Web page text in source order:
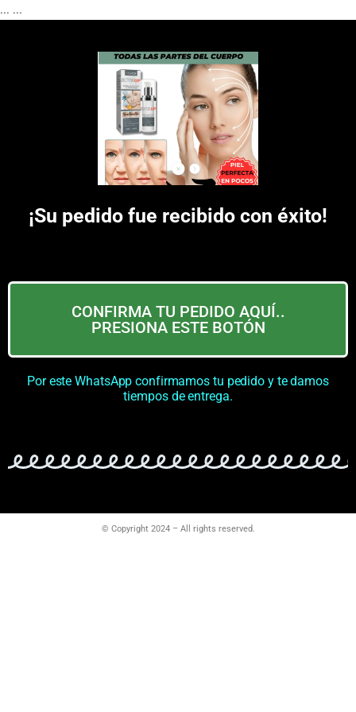
... ...
¡Su pedido fue recibido con éxito!
CONFIRMA TU PEDIDO AQUÍ..
PRESIONA ESTE BOTÓN
Por este WhatsApp confirmamos tu pedido y te damos
tiempos de entrega.
© Copyright 2024 – All rights reserved.